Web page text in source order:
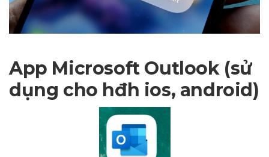
App Microsoft Outlook (sử
dụng cho hđh ios, android)